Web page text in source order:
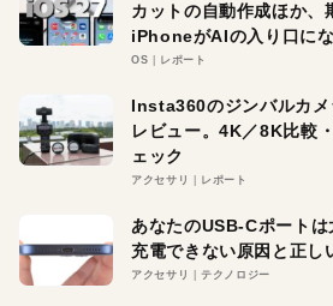
カットの自動作成ほか、
iPhoneがAIの入り口に
OS レポート
Insta360のジンバルカ
レビュー。4K／8K比較
ェック
アクセサリ レポート
あなたのUSB-Cポートは
充電できない原因と正し
アクセサリ テクノロジー